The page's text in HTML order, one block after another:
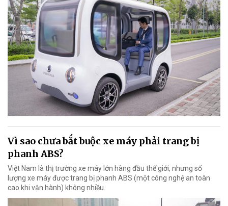
Vì sao chưa bắt buộc xe máy phải trang bị
phanh ABS?
Việt Nam là thị trường xe máy lớn hàng đầu thế giới, nhưng số
lượng xe máy được trang bị phanh ABS (một công nghệ an toàn
cao khi vận hành) không nhiều.